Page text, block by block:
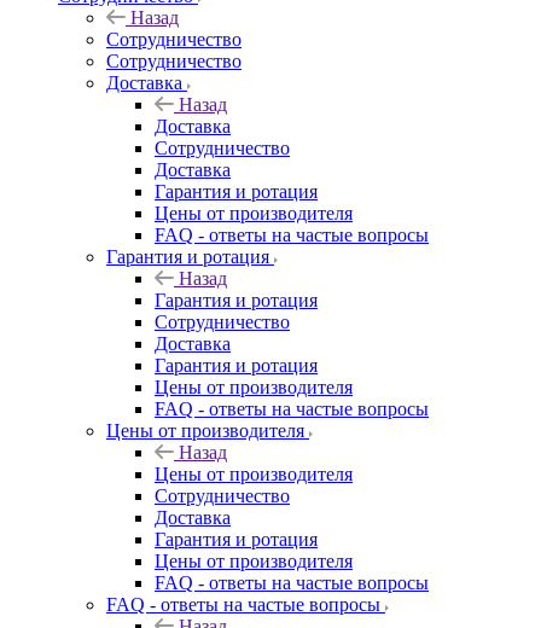
Назад
Сотрудничество
Сотрудничество
Доставка
Назад
Доставка
Сотрудничество
Доставка
Гарантия и ротация
Цены от производителя
FAQ - ответы на частые вопросы
Гарантия и ротация
Назад
Гарантия и ротация
Сотрудничество
Доставка
Гарантия и ротация
Цены от производителя
FAQ - ответы на частые вопросы
Цены от производителя
Назад
Цены от производителя
Сотрудничество
Доставка
Гарантия и ротация
Цены от производителя
FAQ - ответы на частые вопросы
FAQ - ответы на частые вопросы